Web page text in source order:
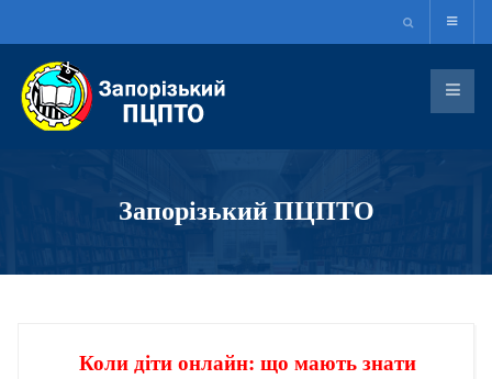
Запорізький ПЦПТО
Коли діти онлайн: що мають знати